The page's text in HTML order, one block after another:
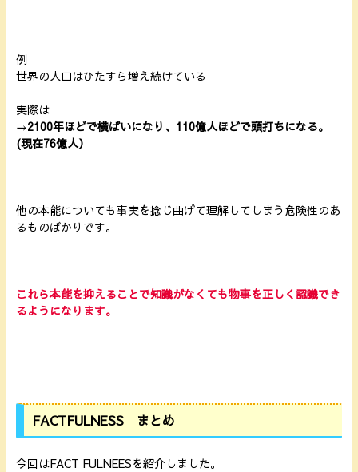
例
世界の人口はひたすら増え続けている
実際は
→2100年ほどで横ばいになり、110億人ほどで頭打ちになる。
(現在76億人）
他の本能についても事実を捻じ曲げて理解してしまう危険性のあ
るものばかりです。
これら本能を抑えることで知識がなくても物事を正しく認識でき
るようになります。
FACTFULNESS まとめ
今回はFACT FULNEESを紹介しました。